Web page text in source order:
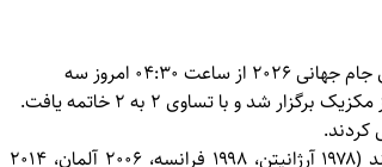
،دیدار تیم های ملی فوتبال ایران و نیوزیلند از گروه G رقابت های جام جهانی ۲۰۲۶ از ساعت ۰۴:۳۰ امروز سه
شنبه(۲۶ خرداد) در ورزشگاه سوفی شهر لس آنجلس آمریکا با قضاوت «سزار راموس» از مکزیک برگزار شد و با تساوی ۲ به ۲ خاتمه یافت.
فوتبال ایران که برای هفتمین بار است در رقابت های جام جهانی حضور پیدا می کند (۱۹۷۸ آرژانیتن، ۱۹۹۸ فرانسه، ۲۰۰۶ آلمان، ۲۰۱۴